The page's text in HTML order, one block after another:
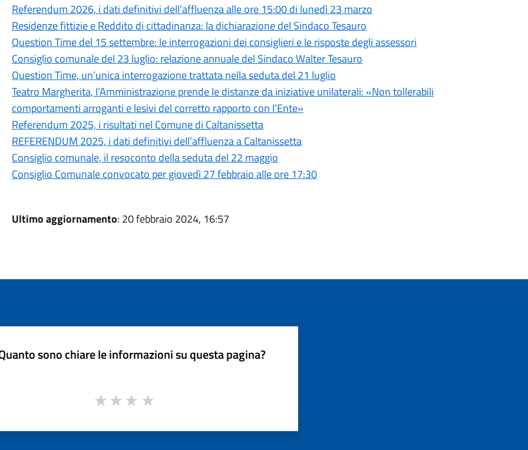
Referendum 2026, i dati definitivi dell’affluenza alle ore 15:00 di lunedì 23 marzo
Residenze fittizie e Reddito di cittadinanza: la dichiarazione del Sindaco Tesauro
Question Time del 15 settembre: le interrogazioni dei consiglieri e le risposte degli assessori
Consiglio comunale del 23 luglio: relazione annuale del Sindaco Walter Tesauro
Question Time, un’unica interrogazione trattata nella seduta del 21 luglio
Teatro Margherita, l’Amministrazione prende le distanze da iniziative unilaterali: «Non tollerabili
comportamenti arroganti e lesivi del corretto rapporto con l’Ente»
Referendum 2025, i risultati nel Comune di Caltanissetta
REFERENDUM 2025, i dati definitivi dell’affluenza a Caltanissetta
Consiglio comunale, il resoconto della seduta del 22 maggio
Consiglio Comunale convocato per giovedì 27 febbraio alle ore 17:30
Ultimo aggiornamento: 20 febbraio 2024, 16:57
sono chiare le informazioni su questa pagina?